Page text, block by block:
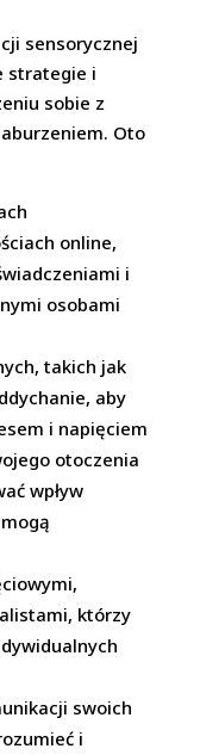
sensorycznej
strategie i
sobie z
Oto
online,
i
osobami
takich jak
aby
i napięciem
otoczenia
wpływ
którzy
swoich
i